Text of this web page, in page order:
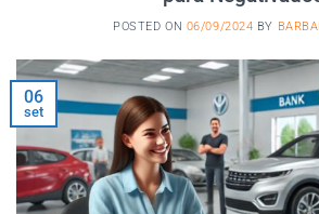
POSTED ON 06/09/2024 BY
06
set